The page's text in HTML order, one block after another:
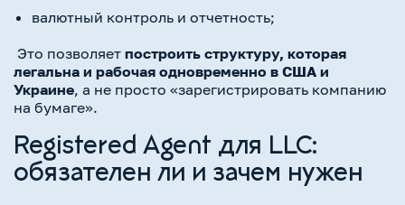
валютный контроль и отчетность;
Это позволяет построить структуру, которая
легальна и рабочая одновременно в США и
Украине, а не просто «зарегистрировать компанию
на бумаге».
Registered Agent для LLC:
обязателен ли и зачем нужен